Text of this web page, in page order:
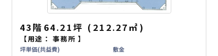
43階 64.21坪 ( 212.27㎡ )
【用途：事務所 】
坪単価(共益費) 敷金